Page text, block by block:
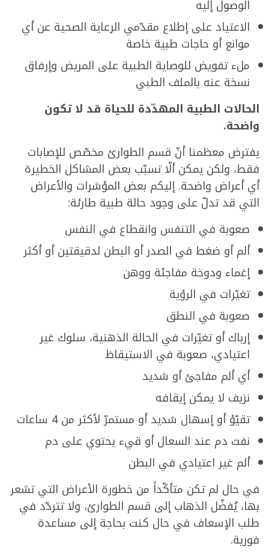
الوصول إليه
الاعتياد على إطلاع مقدّمي الرعاية الصحية عن أي
موانع أو حاجات طبية خاصة
ملء تفويض للوصاية الطبية على المريض وإرفاق
نسخة عنه بالملف الطبي
الحالات الطبية المهدّدة للحياة قد لا تكون
واضحة.
يفترض معظمنا أنّ قسم الطوارئ مخصّص للإصابات
فقط، ولكن يمكن ألّا تسبّب بعض المشاكل الخطيرة
أي أعراض واضحة. إليكم بعض المؤشرات والأعراض
التي قد تدلّ على وجود حالة طبية طارئة:
صعوبة في التنفس وانقطاع في النفس
ألم أو ضغط في الصدر أو البطن لدقيقتين أو أكثر
إغماء ودوخة مفاجئة ووهن
تغيّرات في الرؤية
صعوبة في النطق
إرباك أو تغيّرات في الحالة الذهنية، سلوك غير
اعتيادي، صعوبة في الاستيقاظ
أي ألم مفاجئ أو شديد
نزيف لا يمكن إيقافه
تقيّؤ أو إسهال شديد أو مستمرّ لأكثر من 4 ساعات
نفث دم عند السعال أو قيء يحتوي على دم
ألم غير اعتيادي في البطن
في حال لم تكن متأكّداً من خطورة الأعراض التي تشعر
بها، يُفضّل الذهاب إلى قسم الطوارئ، ولا تتردّد في
طلب الإسعاف في حال كنت بحاجة إلى مساعدة
فورية.